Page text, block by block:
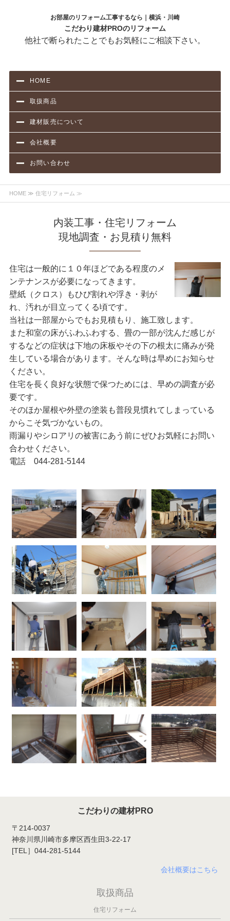
お部屋のリフォーム工事するなら｜横浜・川崎
こだわり建材PROのリフォーム
他社で断られたことでもお気軽にご相談下さい。
HOME
取扱商品
建材販売について
会社概要
お問い合わせ
HOME≫ 住宅リフォーム ≫
内装工事・住宅リフォーム
現地調査・お見積り無料
住宅は一般的に１０年ほどである程度のメ
ンテナンスが必要になってきます。
壁紙（クロス）もひび割れや浮き・剥が
れ、汚れが目立ってくる頃です。
当社は一部屋からでもお見積もり、施工致します。
また和室の床がふわふわする、畳の一部が沈んだ感じが
するなどの症状は下地の床板やその下の根太に痛みが発
生している場合があります。そんな時は早めにお知らせ
ください。
住宅を長く良好な状態で保つためには、早めの調査が必
要です。
そのほか屋根や外壁の塗装も普段見慣れてしまっている
からこそ気づかないもの。
雨漏りやシロアリの被害にあう前にぜひお気軽にお問い
合わせください。
電話 044-281-5144
こだわりの建材PRO
〒214-0037
神奈川県川崎市多摩区西生田3-22-17
[TEL］044-281-5144
会社概要はこちら
取扱商品
住宅リフォーム